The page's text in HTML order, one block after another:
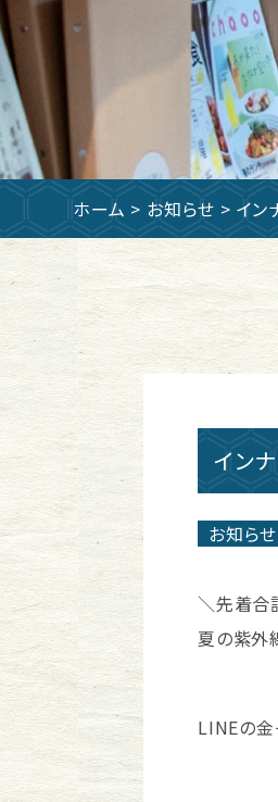
ホーム > お知らせ > イン
イン
お知らせ
＼先着合
夏の紫外
LINEの